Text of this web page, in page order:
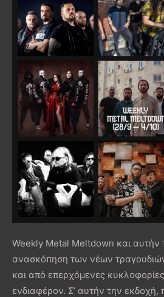
Weekly Metal Meltdown και αυτήν
ανασκόπηση των νέων
και από επερχόμενες
ενδιαφέρον. Σ’ αυτήν την εκδοχή,